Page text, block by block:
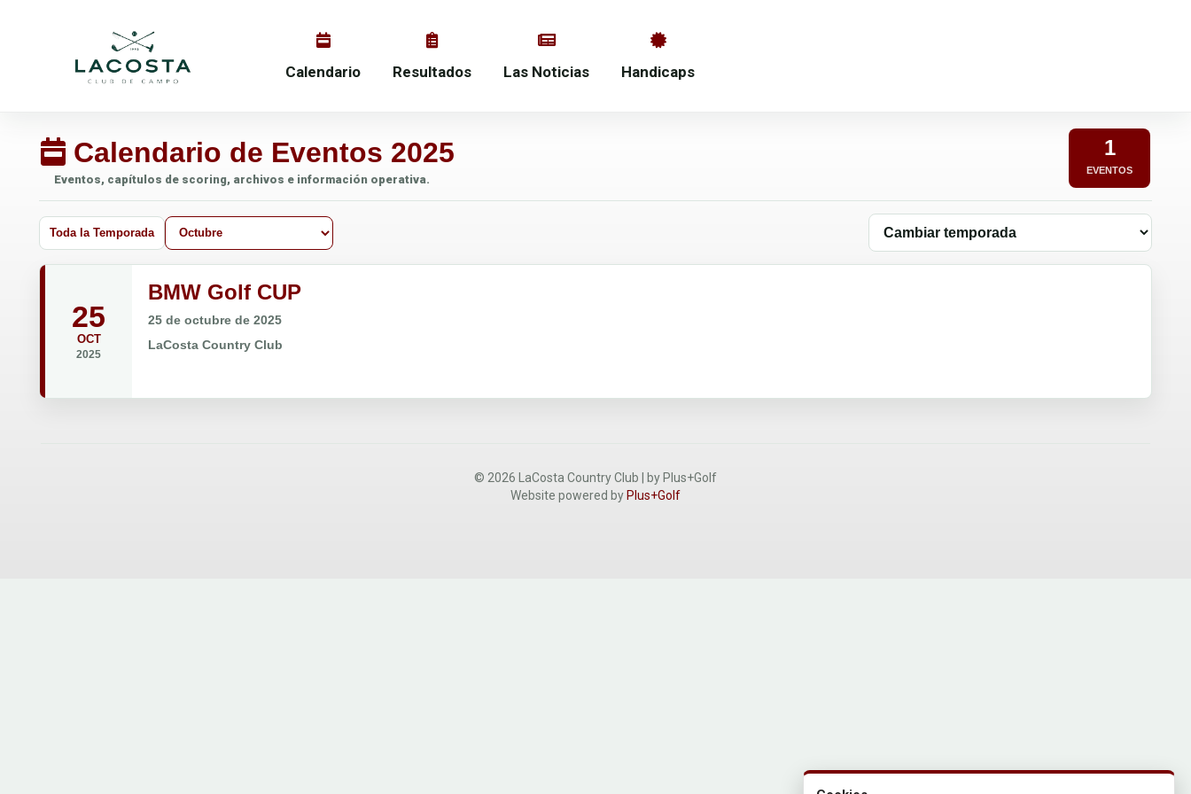
Calendario Resultados Las Noticias Handicaps
Calendario de Eventos 2025
Eventos, capítulos de scoring, archivos e información operativa.
1
EVENTOS
Toda la Temporada
25
OCT
2025
BMW Golf CUP
25 de octubre de 2025
LaCosta Country Club
© 2026 LaCosta Country Club | by Plus+Golf
Website powered by Plus+Golf